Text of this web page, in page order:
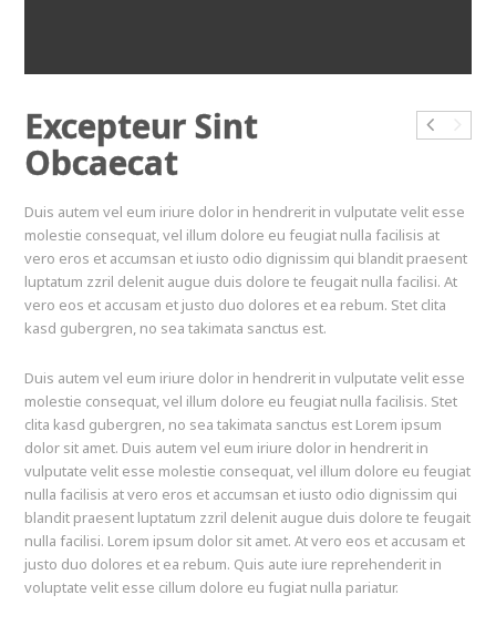
Excepteur Sint
Obcaecat
Duis autem vel eum iriure dolor in hendrerit in vulputate velit esse
molestie consequat, vel illum dolore eu feugiat nulla facilisis at
vero eros et accumsan et iusto odio dignissim qui blandit praesent
luptatum zzril delenit augue duis dolore te feugait nulla facilisi. At
vero eos et accusam et justo duo dolores et ea rebum. Stet clita
kasd gubergren, no sea takimata sanctus est.
Duis autem vel eum iriure dolor in hendrerit in vulputate velit esse
molestie consequat, vel illum dolore eu feugiat nulla facilisis. Stet
clita kasd gubergren, no sea takimata sanctus est Lorem ipsum
dolor sit amet. Duis autem vel eum iriure dolor in hendrerit in
vulputate velit esse molestie consequat, vel illum dolore eu feugiat
nulla facilisis at vero eros et accumsan et iusto odio dignissim qui
blandit praesent luptatum zzril delenit augue duis dolore te feugait
nulla facilisi. Lorem ipsum dolor sit amet. At vero eos et accusam et
justo duo dolores et ea rebum. Quis aute iure reprehenderit in
voluptate velit esse cillum dolore eu fugiat nulla pariatur.